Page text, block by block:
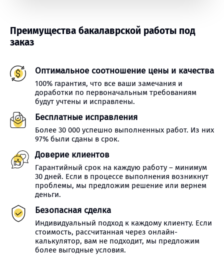
Преимущества бакалаврской работы под
заказ
Оптимальное соотношение цены и качества
100% гарантия, что все ваши замечания и
доработки по первоначальным требованиям
будут учтены и исправлены.
Бесплатные исправления
Более 30 000 успешно выполненных работ. Из них
97% были сданы в срок.
Доверие клиентов
Гарантийный срок на каждую работу – минимум
30 дней. Если в процессе выполнения возникнут
проблемы, мы предложим решение или вернем
деньги.
Безопасная сделка
Индивидуальный подход к каждому клиенту. Если
стоимость, рассчитанная через онлайн-
калькулятор, вам не подходит, мы предложим
более выгодные условия.